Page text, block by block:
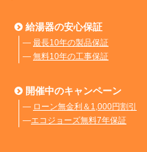
給湯器の安心保証
― 最長10年の製品保証
― 無料10年の工事保証
開催中のキャンペーン
― ローン無金利＆1,000円割引
―エコジョーズ無料7年保証